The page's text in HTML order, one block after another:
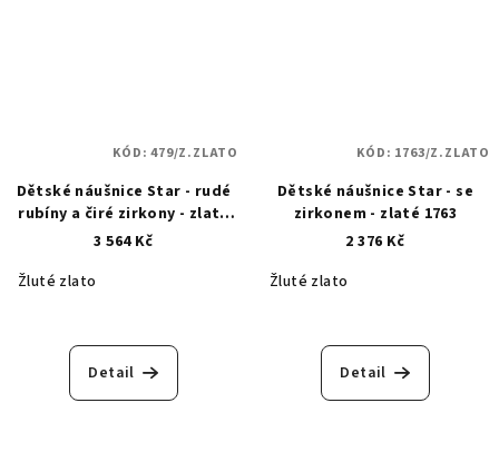
Dětské náušnice Star - rudé
rubíny a čiré zirkony - zlaté
479
3 564 Kč
Žluté zlato
Detail
KÓD:479/Z.ZLATO
Dětské náušnice Star - se
zirkonem - zlaté 1763
2 376 Kč
Žluté zlato
Detail
KÓD: 1763/Z.ZLATO